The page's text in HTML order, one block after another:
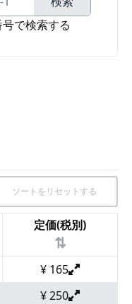
スライドレール・モ
で検索する
ソートをリセットする
定価(税別)
⇅
¥ 165
¥250